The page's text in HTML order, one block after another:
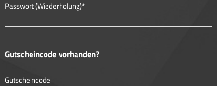
Passwort (Wiederholung)*
Gutscheincode vorhanden?
Gutscheincode